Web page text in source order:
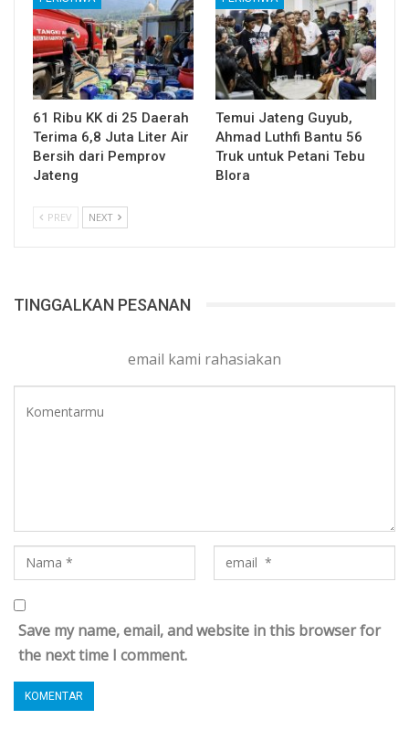
61 Ribu KK di 25 Daerah
Terima 6,8 Juta Liter Air
Bersih dari Pemprov
Jateng
Temui Jateng Guyub,
Ahmad Luthfi Bantu 56
Truk untuk Petani Tebu
Blora
PREV NEXT
TINGGALKAN PESANAN
email kami rahasiakan
Save my name, email, and website in this browser for
the next time I comment.